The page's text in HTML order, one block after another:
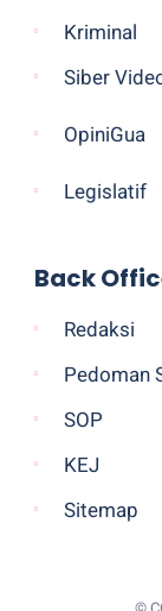
Kriminal
Siber
OpiniGua
Legislatif
Back
Redaksi
Pedoman
SOP
KEJ
Sitemap